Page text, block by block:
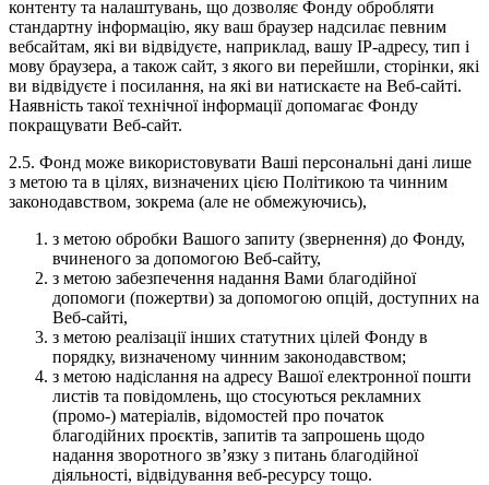
контенту та налаштувань, що дозволяє Фонду обробляти
стандартну інформацію, яку ваш браузер надсилає певним
вебсайтам, які ви відвідуєте, наприклад, вашу IP-адресу, тип і
мову браузера, а також сайт, з якого ви перейшли, сторінки, які
ви відвідуєте і посилання, на які ви натискаєте на Веб-сайті.
Наявність такої технічної інформації допомагає Фонду
покращувати Веб-сайт.
2.5. Фонд може використовувати Ваші персональні дані лише
з метою та в цілях, визначених цією Політикою та чинним
законодавством, зокрема (але не обмежуючись),
з метою обробки Вашого запиту (звернення) до Фонду,
вчиненого за допомогою Веб-сайту,
з метою забезпечення надання Вами благодійної
допомоги (пожертви) за допомогою опцій, доступних на
Веб-сайті,
з метою реалізації інших статутних цілей Фонду в
порядку, визначеному чинним законодавством;
з метою надіслання на адресу Вашої електронної пошти
листів та повідомлень, що стосуються рекламних
(промо-) матеріалів, відомостей про початок
благодійних проєктів, запитів та запрошень щодо
надання зворотного зв’язку з питань благодійної
діяльності, відвідування веб-ресурсу тощо.